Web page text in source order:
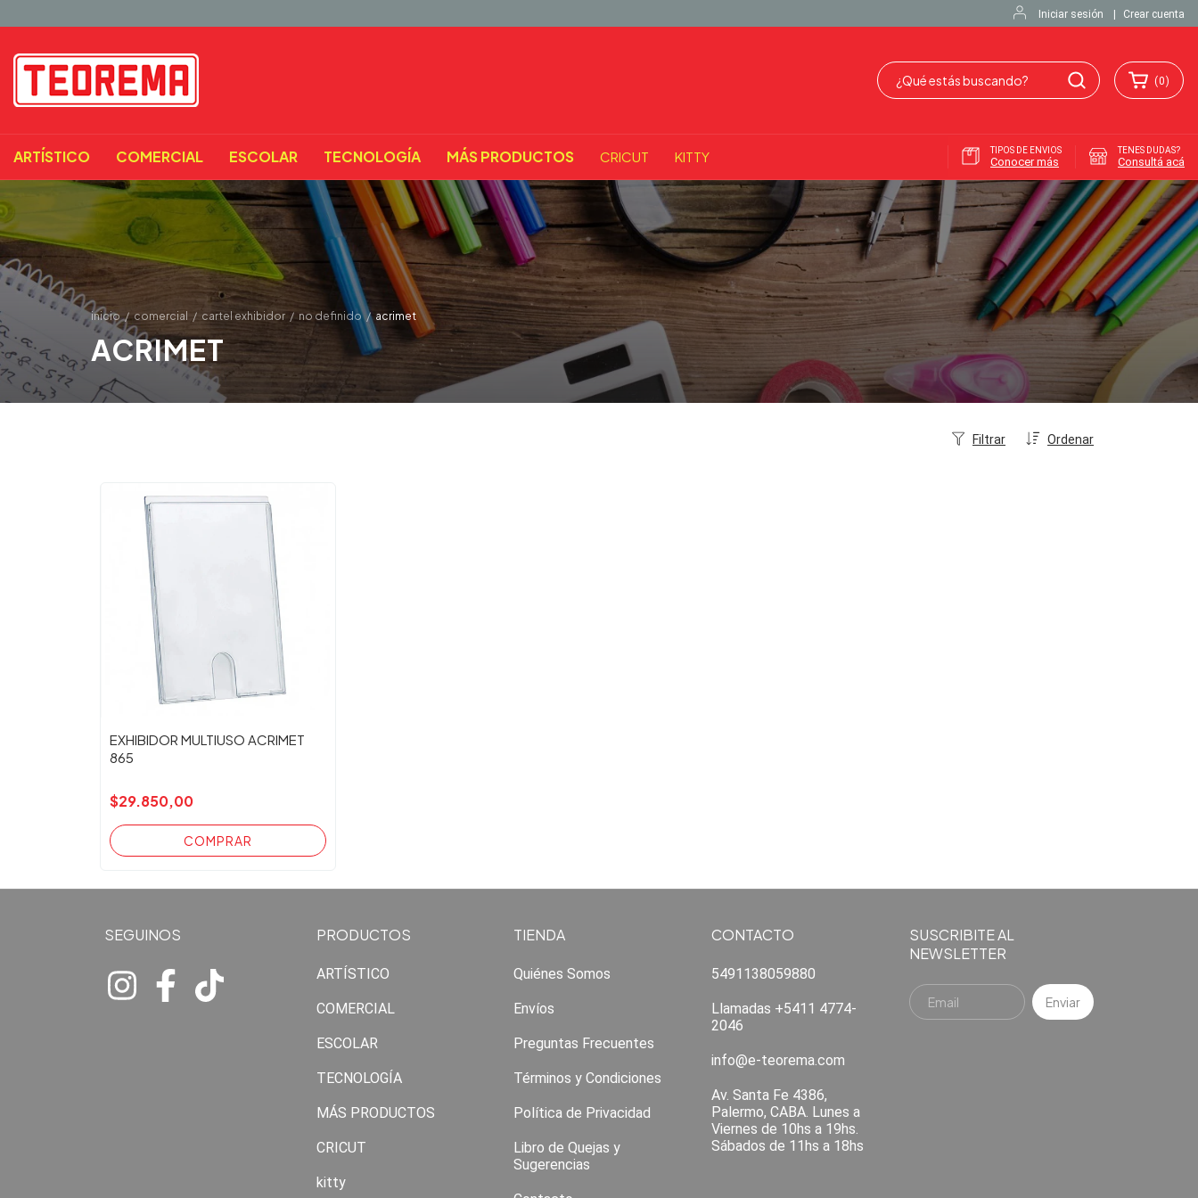
Iniciar sesión Crear cuenta
(0)
ARTÍSTICO COMERCIAL ESCOLAR TECNOLOGÍA MÁS PRODUCTOS CRICUT KITTY TIPOS DE ENVIOS
Conocer más
TENES DUDAS?
Consultá acá
inicio / comercial / cartel exhibidor / no definido / acrimet
ACRIMET
Ordenar
Filtrar
EXHIBIDOR MULTIUSO ACRIMET
865
$29.850,00
SEGUINOS PRODUCTOS
ARTÍSTICO
COMERCIAL
ESCOLAR
TECNOLOGÍA
MÁS PRODUCTOS
CRICUT
kitty
TIENDA
Quiénes Somos
Envíos
Preguntas Frecuentes
Términos y Condiciones
Política de Privacidad
Libro de Quejas y
Sugerencias
CONTACTO
5491138059880
Llamadas +5411 4774-
2046
info@e-teorema.com
Av. Santa Fe 4386,
Palermo, CABA. Lunes a
Viernes de 10hs a 19hs.
Sábados de 11hs a 18hs
SUSCRIBITE AL
NEWSLETTER